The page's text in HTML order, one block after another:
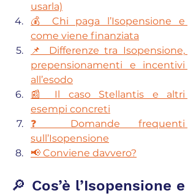
usarla)
💰 Chi paga l’Isopensione e
come viene finanziata
📌 Differenze tra Isopensione,
prepensionamenti e incentivi
all’esodo
📰 Il caso Stellantis e altri
esempi concreti
❓ Domande frequenti
sull’Isopensione
📢 Conviene davvero?
🔎 Cos’è l’Isopensione e